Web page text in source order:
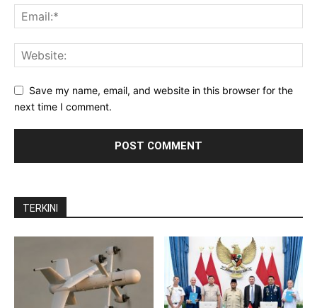
Save my name, email, and website in this browser for the
next time I comment.
TERKINI